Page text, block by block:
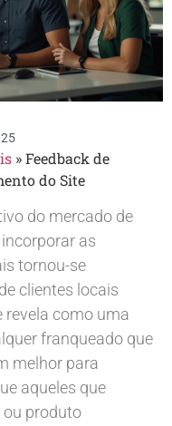
»Feedback de
do Site
do mercado de
as
tornou-se
clientes locais
revela como uma
franqueado que
melhor para
aqueles que
ou produto